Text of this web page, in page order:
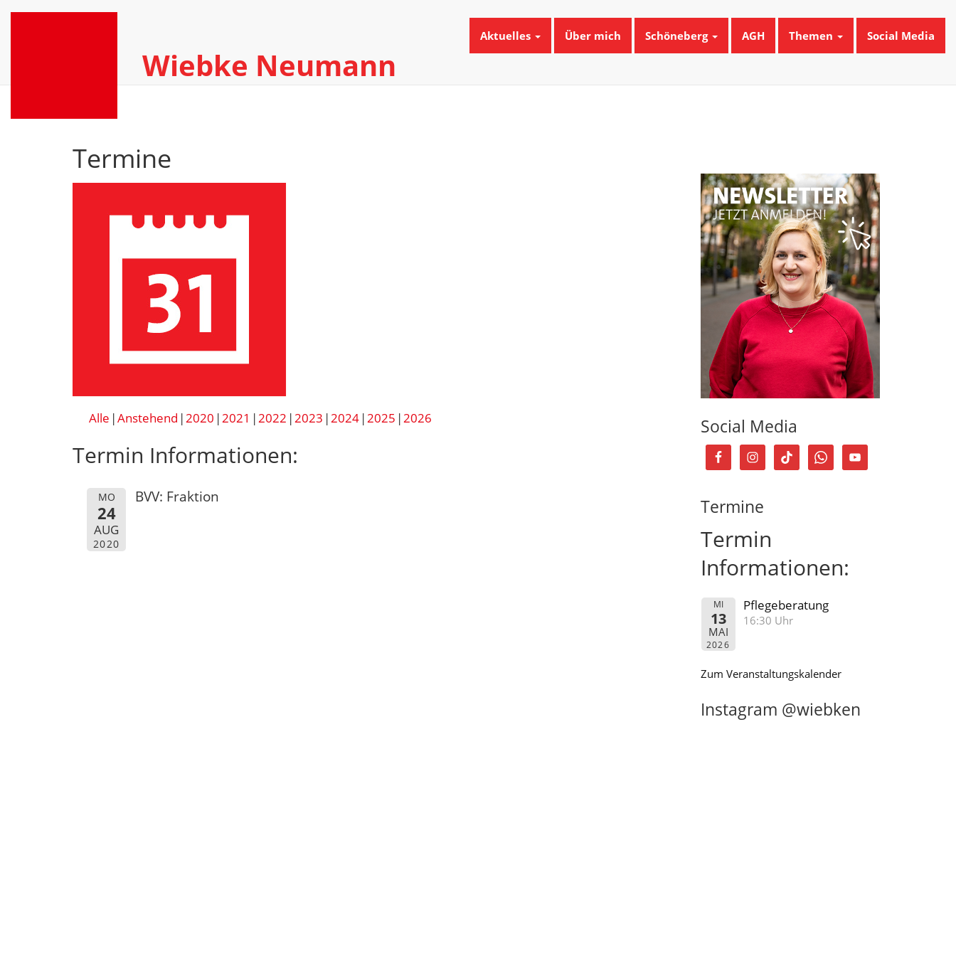
Wiebke Neumann
Aktuelles Über mich Schöneberg AGH Themen Social Media
Termine
Alle Anstehend 2020 2021 2022 2023 2024 2025 2026
Termin Informationen:
MO
24
AUG
2020
BVV: Fraktion
Social Media
Termine
Termin
Informationen:
MI
13
MAI
2026
Pflegeberatung
16:30 Uhr
Zum Veranstaltungskalender
Instagram @wiebken